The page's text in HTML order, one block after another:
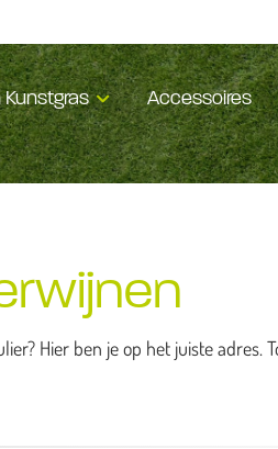
Accessoires
Hier ben je op het juiste adres.